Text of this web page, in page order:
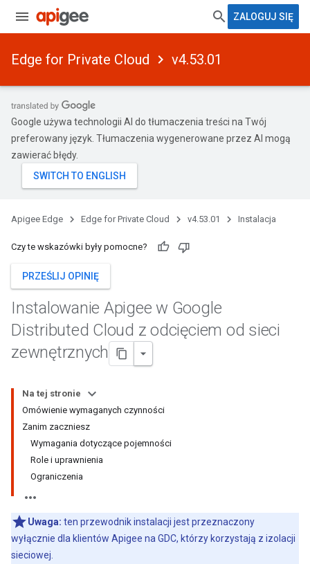
ZALOGUJ SIĘ
Edge for Private Cloud v4.53.01
Google używa technologii AI do tłumaczenia treści na Twój
preferowany język. Tłumaczenia wygenerowane przez AI mogą
zawierać błędy.
Apigee Edge Edge for Private Cloud v4.53.01 Instalacja
Czy te wskazówki były pomocne?
PRZEŚLIJ OPINIĘ
Instalowanie Apigee w Google
Distributed Cloud z odcięciem od sieci
zewnętrznych
Na tej stronie
Omówienie wymaganych czynności
Zanim zaczniesz
Wymagania dotyczące pojemności
Role i uprawnienia
Ograniczenia
Uwaga: ten przewodnik instalacji jest przeznaczony
wyłącznie dla klientów Apigee na GDC, którzy korzystają z izolacji
sieciowej.